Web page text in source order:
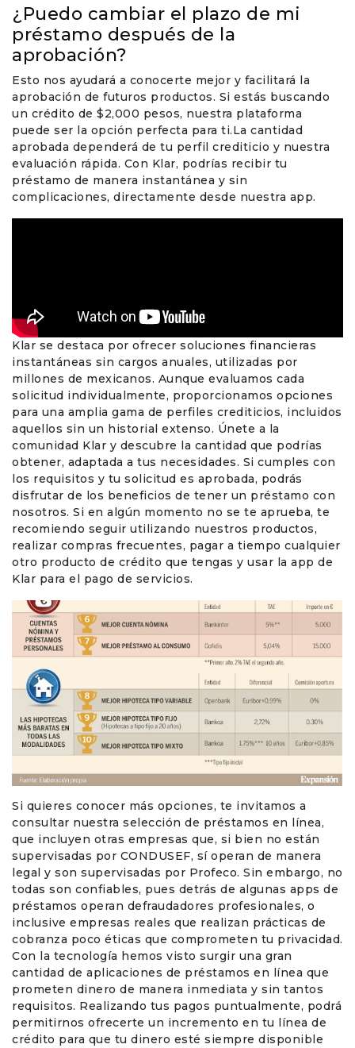
¿Puedo cambiar el plazo de mi
préstamo después de la
aprobación?
Esto nos ayudará a conocerte mejor y facilitará la
aprobación de futuros productos. Si estás buscando
un crédito de $2,000 pesos, nuestra plataforma
puede ser la opción perfecta para ti.La cantidad
aprobada dependerá de tu perfil crediticio y nuestra
evaluación rápida. Con Klar, podrías recibir tu
préstamo de manera instantánea y sin
complicaciones, directamente desde nuestra app.
Klar se destaca por ofrecer soluciones financieras
instantáneas sin cargos anuales, utilizadas por
millones de mexicanos. Aunque evaluamos cada
solicitud individualmente, proporcionamos opciones
para una amplia gama de perfiles crediticios, incluidos
aquellos sin un historial extenso. Únete a la
comunidad Klar y descubre la cantidad que podrías
obtener, adaptada a tus necesidades. Si cumples con
los requisitos y tu solicitud es aprobada, podrás
disfrutar de los beneficios de tener un préstamo con
nosotros. Si en algún momento no se te aprueba, te
recomiendo seguir utilizando nuestros productos,
realizar compras frecuentes, pagar a tiempo cualquier
otro producto de crédito que tengas y usar la app de
Klar para el pago de servicios.
Si quieres conocer más opciones, te invitamos a
consultar nuestra selección de préstamos en línea,
que incluyen otras empresas que, si bien no están
supervisadas por CONDUSEF, sí operan de manera
legal y son supervisadas por Profeco. Sin embargo, no
todas son confiables, pues detrás de algunas apps de
préstamos operan defraudadores profesionales, o
inclusive empresas reales que realizan prácticas de
cobranza poco éticas que comprometen tu privacidad.
Con la tecnología hemos visto surgir una gran
cantidad de aplicaciones de préstamos en línea que
prometen dinero de manera inmediata y sin tantos
requisitos. Realizando tus pagos puntualmente, podrá
permitirnos ofrecerte un incremento en tu línea de
crédito para que tu dinero esté siempre disponible